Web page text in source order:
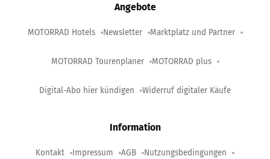
Angebote
MOTORRAD Hotels Newsletter Marktplatz und Partner
MOTORRAD Tourenplaner MOTORRAD plus
Digital-Abo hier kündigen Widerruf digitaler Käufe
Information
Kontakt Impressum AGB Nutzungsbedingungen